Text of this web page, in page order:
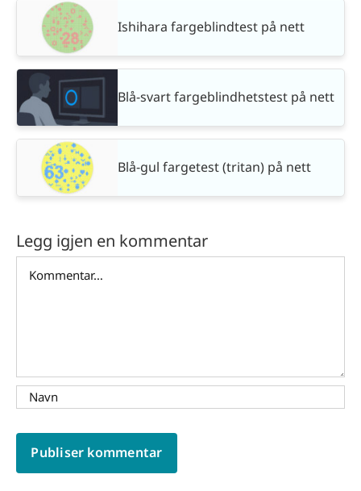
Ishihara fargeblindtest på nett
Blå-svart fargeblindhetstest på nett
Blå-gul fargetest (tritan) på nett
Legg igjen en kommentar